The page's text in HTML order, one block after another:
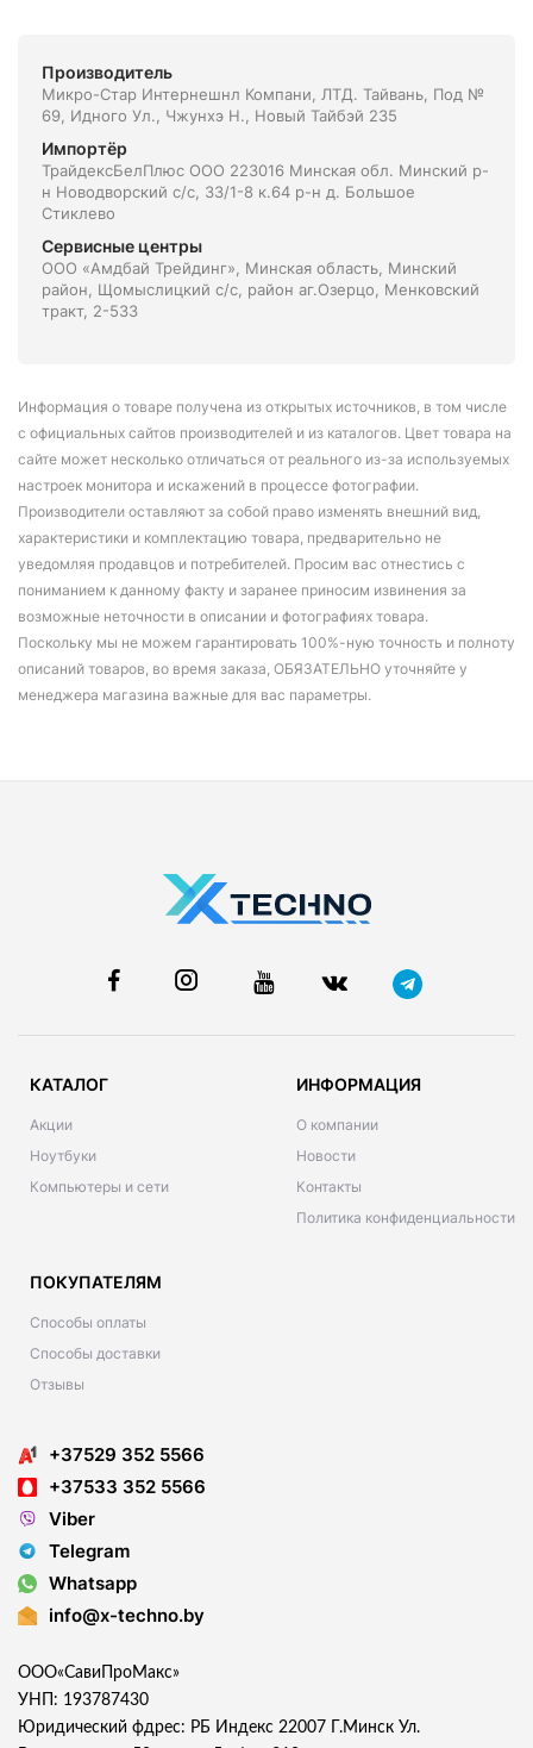
Производитель
Микро-Стар Интернешнл Компани, ЛТД. Тайвань, Под №
69, Идного Ул., Чжунхэ Н., Новый Тайбэй 235
Импортёр
ТрайдексБелПлюс ООО 223016 Минская обл. Минский р-
н Новодворский с/с, 33/1-8 к.64 р-н д. Большое
Стиклево
Сервисные центры
ООО «Амдбай Трейдинг», Минская область, Минский
район, Щомыслицкий с/с, район аг.Озерцо, Менковский
тракт, 2-533
Информация о товаре получена из открытых источников, в том числе
с официальных сайтов производителей и из каталогов. Цвет товара на
сайте может несколько отличаться от реального из-за используемых
настроек монитора и искажений в процессе фотографии.
Производители оставляют за собой право изменять внешний вид,
характеристики и комплектацию товара, предварительно не
уведомляя продавцов и потребителей. Просим вас отнестись с
пониманием к данному факту и заранее приносим извинения за
возможные неточности в описании и фотографиях товара.
Поскольку мы не можем гарантировать 100%-ную точность и полноту
описаний товаров, во время заказа, ОБЯЗАТЕЛЬНО уточняйте у
менеджера магазина важные для вас параметры.
КАТАЛОГ
Акции
Ноутбуки
Компьютеры и сети
ИНФОРМАЦИЯ
О компании
Новости
Контакты
Политика конфиденциальности
ПОКУПАТЕЛЯМ
Способы оплаты
Способы доставки
Отзывы
+37529 352 5566
+37533 352 5566
Viber
Telegram
Whatsapp
info@x-techno.by
ООО«СавиПроМакс»
УНП: 193787430
Юридический фдрес: РБ Индекс 22007 Г.Минск Ул.